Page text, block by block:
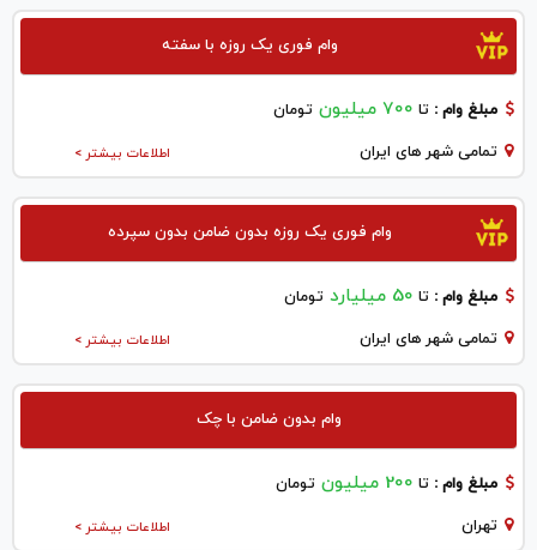
وام فوری یک روزه با سفته
مبلغ وام : تا 700 میلیون تومان
اطلاعات بیشتر > تمامی شهر های ایران
وام فوری یک روزه بدون ضامن بدون سپرده
مبلغ وام : تا 50 میلیارد تومان
اطلاعات بیشتر > تمامی شهر های ایران
وام بدون ضامن با چک
مبلغ وام : تا 200 میلیون تومان
اطلاعات بیشتر > تهران